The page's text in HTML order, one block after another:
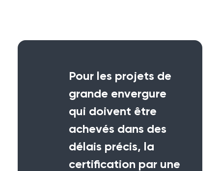
Pour les projets de
grande envergure
qui doivent être
achevés dans des
délais précis, la
certification par une